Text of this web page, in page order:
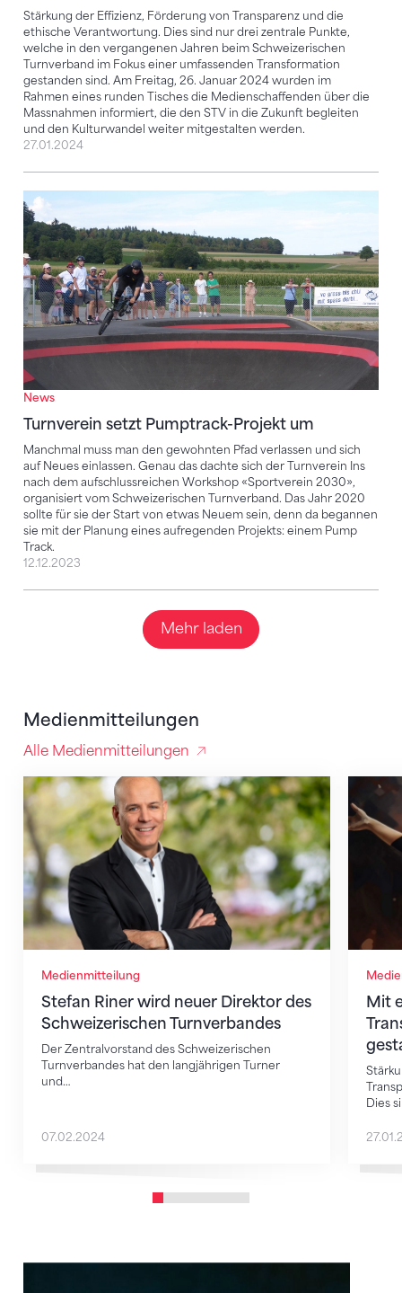
Stärkung der Effizienz, Förderung von Transparenz und die
ethische Verantwortung. Dies sind nur drei zentrale Punkte,
welche in den vergangenen Jahren beim Schweizerischen
Turnverband im Fokus einer umfassenden Transformation
gestanden sind. Am Freitag, 26. Januar 2024 wurden im
Rahmen eines runden Tisches die Medienschaffenden über die
Massnahmen informiert, die den STV in die Zukunft begleiten
und den Kulturwandel weiter mitgestalten werden.
27.01.2024
News
Turnverein setzt Pumptrack-Projekt um
Manchmal muss man den gewohnten Pfad verlassen und sich
auf Neues einlassen. Genau das dachte sich der Turnverein Ins
nach dem aufschlussreichen Workshop «Sportverein 2030»,
organisiert vom Schweizerischen Turnverband. Das Jahr 2020
sollte für sie der Start von etwas Neuem sein, denn da begannen
sie mit der Planung eines aufregenden Projekts: einem Pump
Track.
Turnverein setzt Pumptrack-Projekt um
12.12.2023
Mehr laden
Medienmitteilungen
Alle Medienmitteilungen
Medienmitteilung
Stefan Riner wird neuer Direktor des
Schweizerischen Turnverbandes
Der Zentralvorstand des Schweizerischen
Turnverbandes hat den langjährigen Turner
und…
Stefan Riner wird neuer Direktor des
07.02.2024
Mit
Dies
Mit